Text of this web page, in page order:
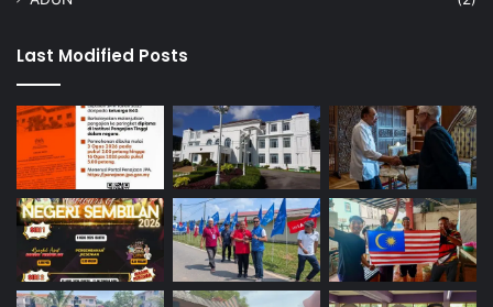
r
a
J
a
l
a
n
K
a
l
Last Modified Posts